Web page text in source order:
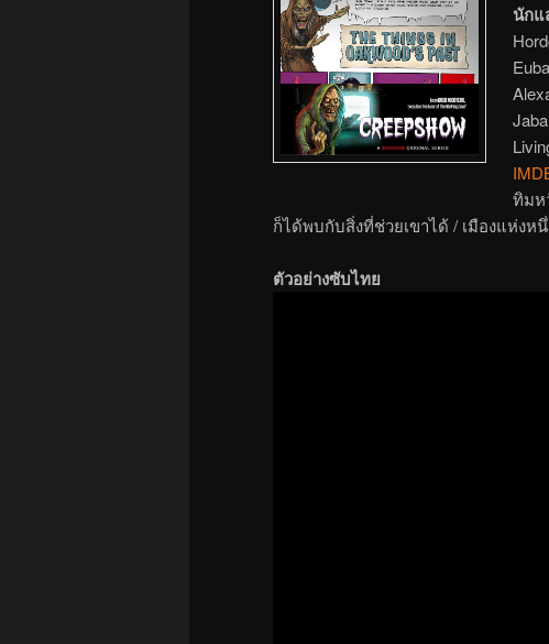
นักแ
ทิมห
ก็ได้พบกับสิ่งที่ช่วยเขาได้ / เมืองแห่ง
ตัวอย่างซับไทย